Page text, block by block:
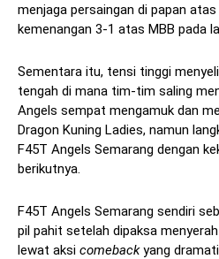
menjaga persaingan di papan
kemenangan 3-1 atas MBB pada
Sementara itu, tensi tinggi
tengah di mana tim-tim saling
Angels sempat mengamuk dan
Dragon Kuning Ladies, namun
F45T Angels Semarang dengan
berikutnya.
F45T Angels Semarang sendiri
pil pahit setelah dipaksa
lewat aksi comebackyang